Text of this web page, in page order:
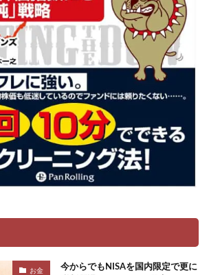
お金
今からでもNISAを国内限定で更に